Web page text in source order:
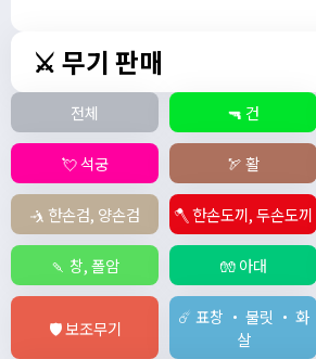
⚔️ 무기 판매
전체 🔫 건
💘 석궁 🏹 활
🤺 한손검, 양손검 🪓 한손도끼, 두손도끼
🍡 창, 폴암 🧤 아대
🛡️ 보조무기
☄️ 표창 ・ 불릿 ・ 화
살